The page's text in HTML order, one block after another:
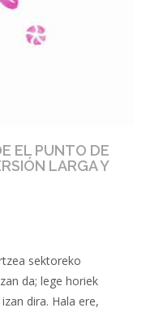
EL PUNTO DE
LARGA Y
sektoreko
da; lege horiek
dira. Hala ere,